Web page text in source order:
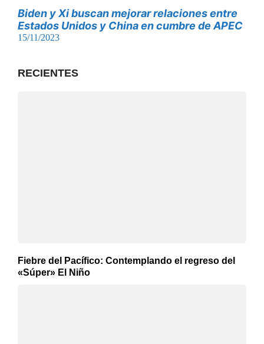
Biden y Xi buscan mejorar relaciones entre
Estados Unidos y China en cumbre de APEC
15/11/2023
RECIENTES
Fiebre del Pacífico: Contemplando el regreso del
«Súper» El Niño